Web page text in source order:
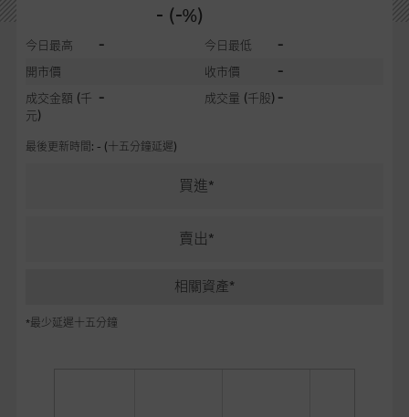
牛熊證
選股攻略
中資股票專頁
- (-%)
今日最高 - 今日最低 -
開市價 收市價 -
成交金額 (千
元)
- 成交量 (千股) -
最後更新時間: - (十五分鐘延遲)
買進*
賣出*
相關資產*
*最少延遲十五分鐘